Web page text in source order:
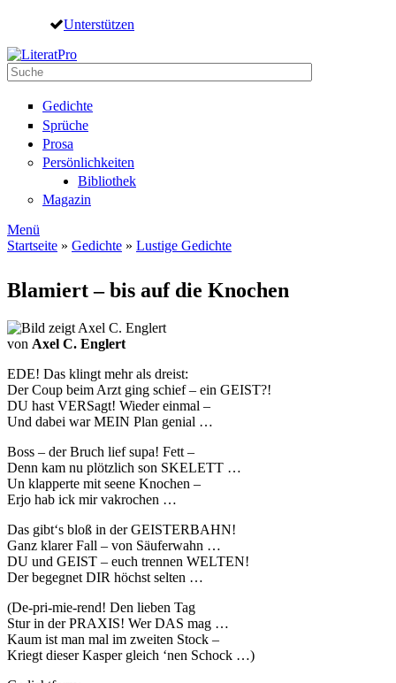
Direkt zum Inhalt
Unterstützen
Suche
Gedichte
Sprüche
Prosa
Persönlichkeiten
Bibliothek
Magazin
Menü
Startseite » Gedichte » Lustige Gedichte
Blamiert – bis auf die Knochen
von Axel C. Englert
EDE! Das klingt mehr als dreist:
Der Coup beim Arzt ging schief – ein GEIST?!
DU hast VERSagt! Wieder einmal –
Und dabei war MEIN Plan genial …
Boss – der Bruch lief supa! Fett –
Denn kam nu plötzlich son SKELETT …
Un klapperte mit seene Knochen –
Erjo hab ick mir vakrochen …
Das gibt‘s bloß in der GEISTERBAHN!
Ganz klarer Fall – von Säuferwahn …
DU und GEIST – euch trennen WELTEN!
Der begegnet DIR höchst selten …
(De-pri-mie-rend! Den lieben Tag
Stur in der PRAXIS! Wer DAS mag …
Kaum ist man mal im zweiten Stock –
Kriegt dieser Kasper gleich ‘nen Schock …)